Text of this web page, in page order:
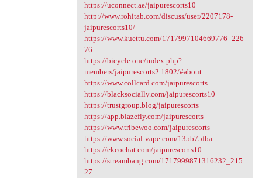
https://uconnect.ae/jaipurescorts10
http://www.rohitab.com/discuss/user/2207178-
jaipurescorts10/
https://www.kuettu.com/1717997104669776_226
76
https://bicycle.one/index.php?
members/jaipurescorts2.1802/#about
https://www.collcard.com/jaipurescorts
https://blacksocially.com/jaipurescorts10
https://trustgroup.blog/jaipurescorts
https://app.blazefly.com/jaipurescorts
https://www.tribewoo.com/jaipurescorts
https://www.social-vape.com/135b75fba
https://ekcochat.com/jaipurescorts10
https://streambang.com/1717999871316232_215
27